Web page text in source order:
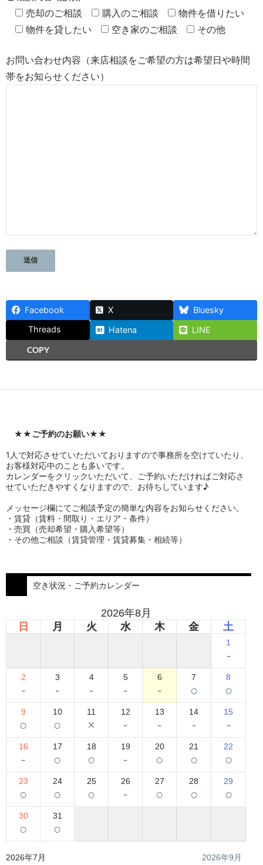
売却のご相談
購入のご相談
物件を借りたい
物件を貸したい
空き家のご相談 その他
お問い合わせ内容（来店相談をご希望の方は希望日や時間
帯をお知らせください）
Facebook X
Bluesky
Threads
Hatena
LINE
COPY
★★ご予約のお願い★★
1人で対応させていただいておりますので事務所を空けていたり、
お客様対応中のことも多いです。
カレンダーをクリックいただいて、ご予約いただければご対応さ
せていただきやすくなりますので、お待ちしています♪
メッセージ欄にてご相談予定の簡単な内容をお知らせください。
・賃貸（賃料・間取り・エリア・条件）
・売買（売却希望・購入希望等）
・その他ご相談（賃貸管理・賃貸募集・相続等）
空き状況・ご予約カレンダー
2026年8月
日
月 火 水 木 金 土
1
-
2
-
3
-
4
-
5
-
6
-
7
○
8
○
9
○
10
○
11
×
12
-
13
-
14
-
15
-
16
-
17
○
18
○
19
-
20
○
21
○
22
○
23
○
24
○
25
○
26
-
27
○
28
○
29
○
30
○
31
○
2026年7月 2026年9月